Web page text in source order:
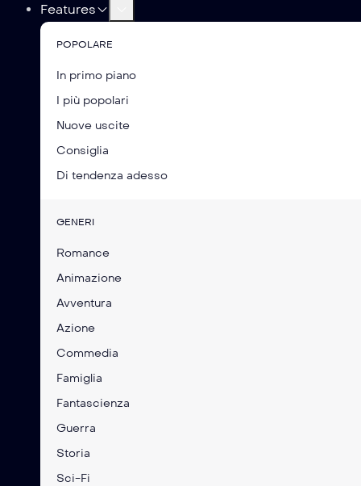
Features
POPOLARE
In primo piano
I più popolari
Nuove uscite
Consiglia
Di tendenza adesso
GENERI
Romance
Animazione
Avventura
Azione
Commedia
Famiglia
Fantascienza
Guerra
Storia
Sci-Fi